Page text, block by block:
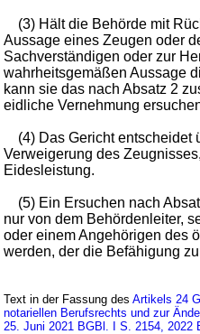
(3) Hält die Behörde mit
Aussage eines Zeugen oder
Sachverständigen oder zur
wahrheitsgemäßen Aussage
kann sie das nach Absatz 2
eidliche Vernehmung
(4) Das Gericht
Verweigerung des
Eidesleistung.
(5) Ein Ersuchen nach
nur von dem Behördenleiter,
oder einem Angehörigen des
werden, der die Befähigung
Text in der Fassung desArtikels 24
notariellen Berufsrechts und zur
25. Juni 2021 BGBl. I S. 2154, 2022